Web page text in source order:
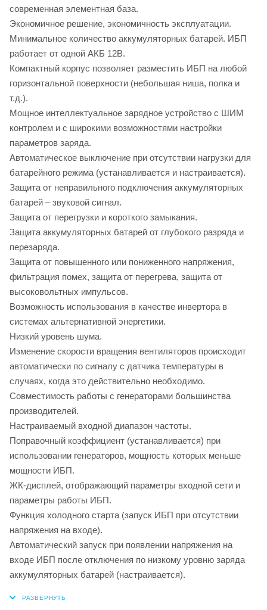
современная элементная база.
Экономичное решение, экономичность эксплуатации.
Минимальное количество аккумуляторных батарей. ИБП
работает от одной АКБ 12В.
Компактный корпус позволяет разместить ИБП на любой
горизонтальной поверхности (небольшая ниша, полка и
т.д.).
Мощное интеллектуальное зарядное устройство с ШИМ
контролем и с широкими возможностями настройки
параметров заряда.
Автоматическое выключение при отсутствии нагрузки для
батарейного режима (устанавливается и настраивается).
Защита от неправильного подключения аккумуляторных
батарей – звуковой сигнал.
Защита от перегрузки и короткого замыкания.
Защита аккумуляторных батарей от глубокого разряда и
перезаряда.
Защита от повышенного или пониженного напряжения,
фильтрация помех, защита от перегрева, защита от
высоковольтных импульсов.
Возможность использования в качестве инвертора в
системах альтернативной энергетики.
Низкий уровень шума.
Изменение скорости вращения вентиляторов происходит
автоматически по сигналу с датчика температуры в
случаях, когда это действительно необходимо.
Совместимость работы с генераторами большинства
производителей.
Настраиваемый входной диапазон частоты.
Поправочный коэффициент (устанавливается) при
использовании генераторов, мощность которых меньше
мощности ИБП.
ЖК-дисплей, отображающий параметры входной сети и
параметры работы ИБП.
Функция холодного старта (запуск ИБП при отсутствии
напряжения на входе).
Автоматический запуск при появлении напряжения на
входе ИБП после отключения по низкому уровню заряда
аккумуляторных батарей (настраивается).